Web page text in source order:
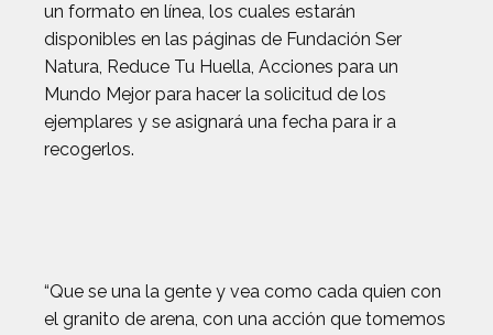
un formato en línea, los cuales estarán
disponibles en las páginas de Fundación Ser
Natura, Reduce Tu Huella, Acciones para un
Mundo Mejor para hacer la solicitud de los
ejemplares y se asignará una fecha para ir a
recogerlos.
“Que se una la gente y vea como cada quien con
el granito de arena, con una acción que tomemos